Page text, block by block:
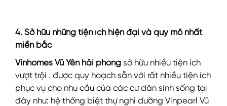
4. Sở hữu những tiện ích hiện đại và quy mô nhất
miền bắc
Vinhomes Vũ Yên hải phòng sở hữu nhiều tiện ích
vượt trội . được quy hoạch sẵn với rất nhiều tiện ích
phục vụ cho nhu cầu của các cư dân sinh sống tại
đây như: hệ thống biệt thự nghỉ dưỡng Vinpearl Vũ